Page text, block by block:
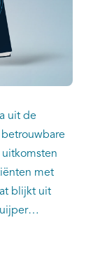
uit de
met
blijkt uit
ook
de